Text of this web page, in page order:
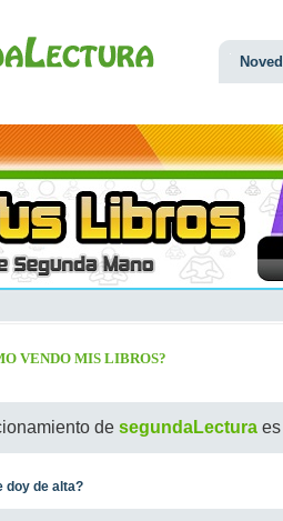
VENDO MIS LIBROS?
de segundaLectura
doy de alta?